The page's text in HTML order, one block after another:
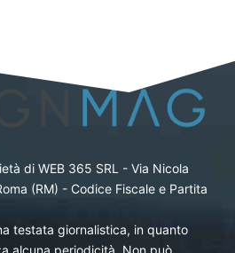
di WEB 365 SRL - Via Nicola
(RM) - Codice Fiscale e Partita
testata giornalistica, in quanto
alcuna periodicità. Non può